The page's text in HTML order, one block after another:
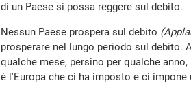
di un Paese si possa reggere sul debito.
Nessun Paese prospera sul debito
prosperare nel lungo periodo sul debito.
qualche mese, persino per qualche
è l'Europa che ci ha imposto e ci